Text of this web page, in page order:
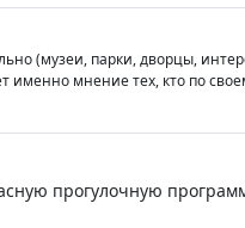
(музеи, парки, дворцы,
мнение тех, кто по
прогулочную